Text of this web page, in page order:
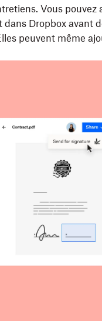
Vous pouvez
Dropbox avant
peuvent même